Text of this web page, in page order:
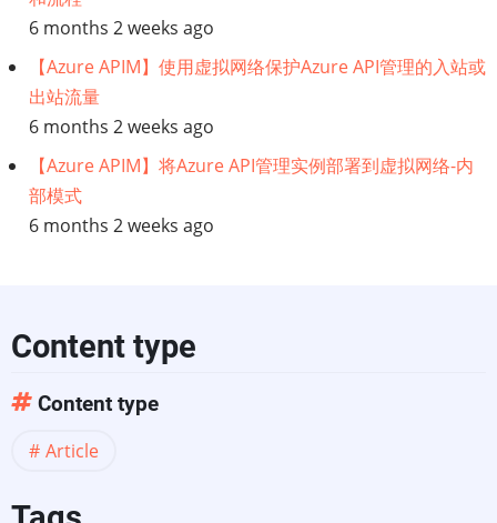
心
实
践：
架
构
望
之
敏
6 months 2 weeks ago
【Azure APIM】使用虚拟网络保护Azure API管理的入站或
出站流量
6 months 2 weeks ago
【Azure APIM】将Azure API管理实例部署到虚拟网络-内
部模式
6 months 2 weeks ago
Content type
Content type
Article